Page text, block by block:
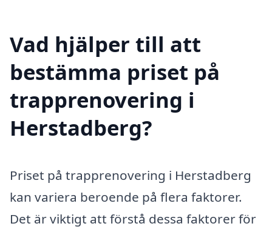
Vad hjälper till att
bestämma priset på
trapprenovering i
Herstadberg?
Priset på trapprenovering i Herstadberg
kan variera beroende på flera faktorer.
Det är viktigt att förstå dessa faktorer för